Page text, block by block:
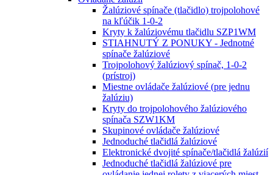
Žalúziové spínače (tlačidlo) trojpolohové
na kľúčik 1-0-2
Kryty k žalúziovému tlačidlu SZP1WM
STIAHNUTÝ Z PONUKY - Jednotné
spínače žalúziové
Trojpolohový žalúziový spínač, 1-0-2
(prístroj)
Miestne ovládače žalúziové (pre jednu
žalúziu)
Kryty do trojpolohového žalúziového
spínača SZW1KM
Skupinové ovládače žalúziové
Jednoduché tlačidlá žalúziové
Elektronické dvojité spínače/tlačidlá žalúzií
Jednoduché tlačidlá žalúziové pre